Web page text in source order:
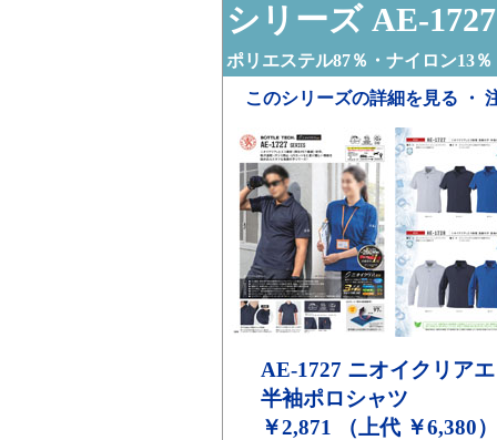
シリーズ AE-1727
ポリエステル87％・ナイロン13％
このシリーズの詳細を見る ・
AE-1727 ニオイクリア
半袖ポロシャツ
￥2,871 （上代 ￥6,380）